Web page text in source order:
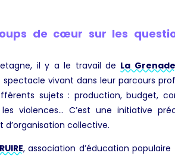
de cœur sur les
il y a le travail de La Grenade
vivant dans leur parcours
sujets : production, budget,
violences… C’est une initiative
d’organisation collective.
, association d’éducation